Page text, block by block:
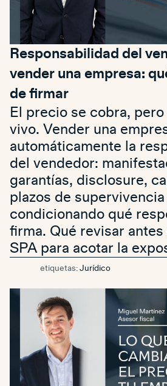
Responsabilidad del
vender una empresa:
de firmar
El precio se cobra,
vivo. Vender una
automáticamente la
del vendedor:
garantías, disclosure,
plazos de
condicionando qué
firma. Qué revisar antes
SPA para acotar la
etiquetas: Jurídico